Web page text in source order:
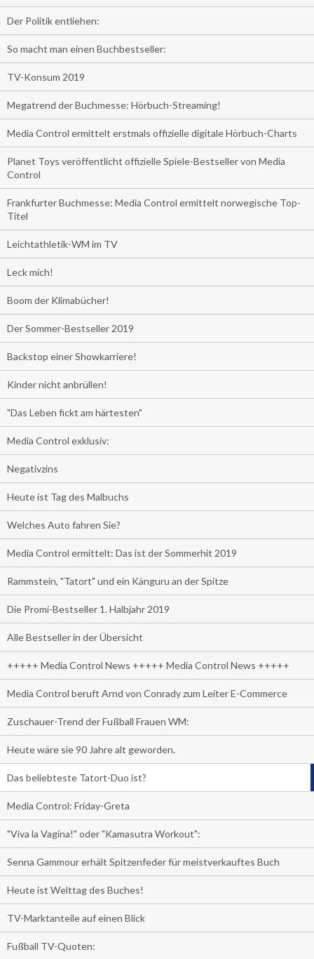
Der Politik entliehen:
So macht man einen Buchbestseller:
TV-Konsum 2019
Megatrend der Buchmesse: Hörbuch-Streaming!
Media Control ermittelt erstmals offizielle digitale Hörbuch-Charts
Planet Toys veröffentlicht offizielle Spiele-Bestseller von Media
Control
Frankfurter Buchmesse: Media Control ermittelt norwegische Top-
Titel
Leichtathletik-WM im TV
Leck mich!
Boom der Klimabücher!
Der Sommer-Bestseller 2019
Backstop einer Showkarriere!
Kinder nicht anbrüllen!
"Das Leben fickt am härtesten"
Media Control exklusiv:
Negativzins
Heute ist Tag des Malbuchs
Welches Auto fahren Sie?
Media Control ermittelt: Das ist der Sommerhit 2019
Rammstein, "Tatort" und ein Känguru an der Spitze
Die Promi-Bestseller 1. Halbjahr 2019
Alle Bestseller in der Übersicht
+++++ Media Control News +++++ Media Control News +++++
Media Control beruft Arnd von Conrady zum Leiter E-Commerce
Zuschauer-Trend der Fußball Frauen WM:
Heute wäre sie 90 Jahre alt geworden.
Das beliebteste Tatort-Duo ist?
Media Control: Friday-Greta
"Viva la Vagina!" oder "Kamasutra Workout":
Senna Gammour erhält Spitzenfeder für meistverkauftes Buch
Heute ist Welttag des Buches!
TV-Marktanteile auf einen Blick
Fußball TV-Quoten: